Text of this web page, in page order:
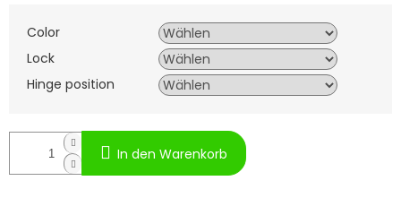
Color
Lock
Hinge position
In den Warenkorb